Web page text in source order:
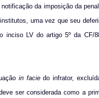
da imposição da
uma vez que seu
inciso LV do artigo 5º da CF/
in faciedo infrator,
ser considerada como a